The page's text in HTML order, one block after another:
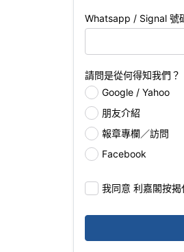
Whatsapp / Signal 號
請問是從何得知我們？
Google / Yahoo
朋友介紹
報章專欄／訪問
Facebook
我同意 利嘉閣按